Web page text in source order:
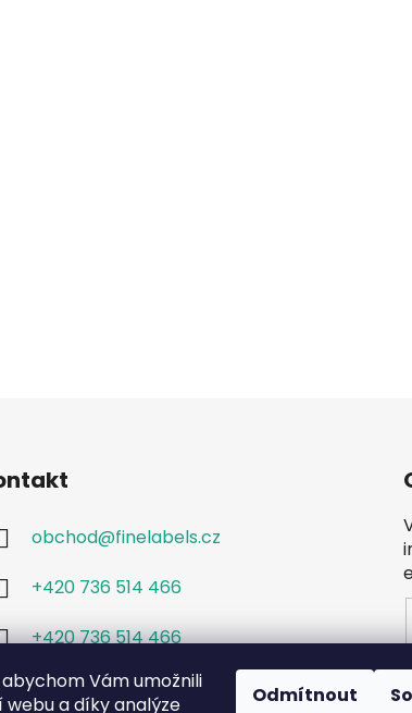
Vám umožnili
a díky analýze
Odmítnout
obchod@finelabels.cz
+420 736 514 466
+420 736 514 466